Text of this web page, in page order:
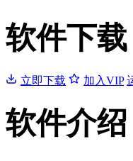
软件下载
立即下载 加入VIP
软件介绍